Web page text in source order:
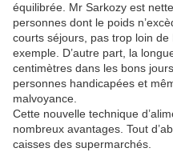
équilibrée. Mr Sarkozy est
personnes dont le poids
courts séjours, pas trop loin
exemple. D’autre part, la
centimètres dans les bons
personnes handicapées et
malvoyance.
Cette nouvelle technique
nombreux avantages. Tout
caisses des supermarchés.